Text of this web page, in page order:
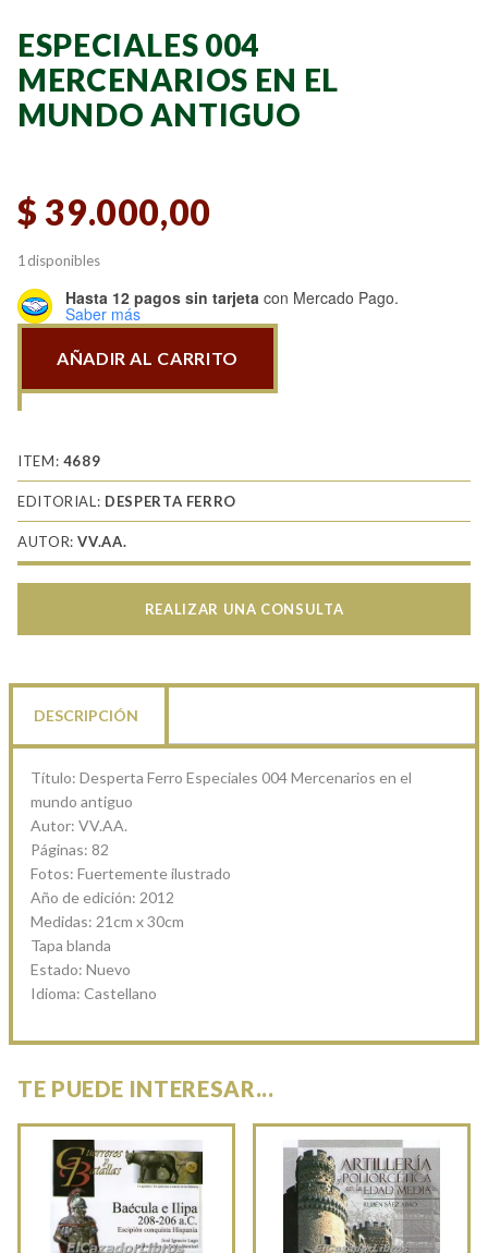
ESPECIALES 004
MERCENARIOS EN EL
MUNDO ANTIGUO
$ 39.000,00
1 disponibles
Hasta 12 pagos sin tarjeta con Mercado Pago.
Saber más
004
en
el
antiguo
cantidad
AÑADIR AL CARRITO
ITEM: 4689
EDITORIAL: DESPERTA FERRO
AUTOR:VV.AA.
REALIZAR UNA CONSULTA
DESCRIPCIÓN
Título: Desperta Ferro Especiales 004 Mercenarios en el
mundo antiguo
Autor: VV.AA.
Páginas: 82
Fotos: Fuertemente ilustrado
Año de edición: 2012
Medidas: 21cm x 30cm
Tapa blanda
Estado: Nuevo
Idioma: Castellano
TE PUEDE INTERESAR...